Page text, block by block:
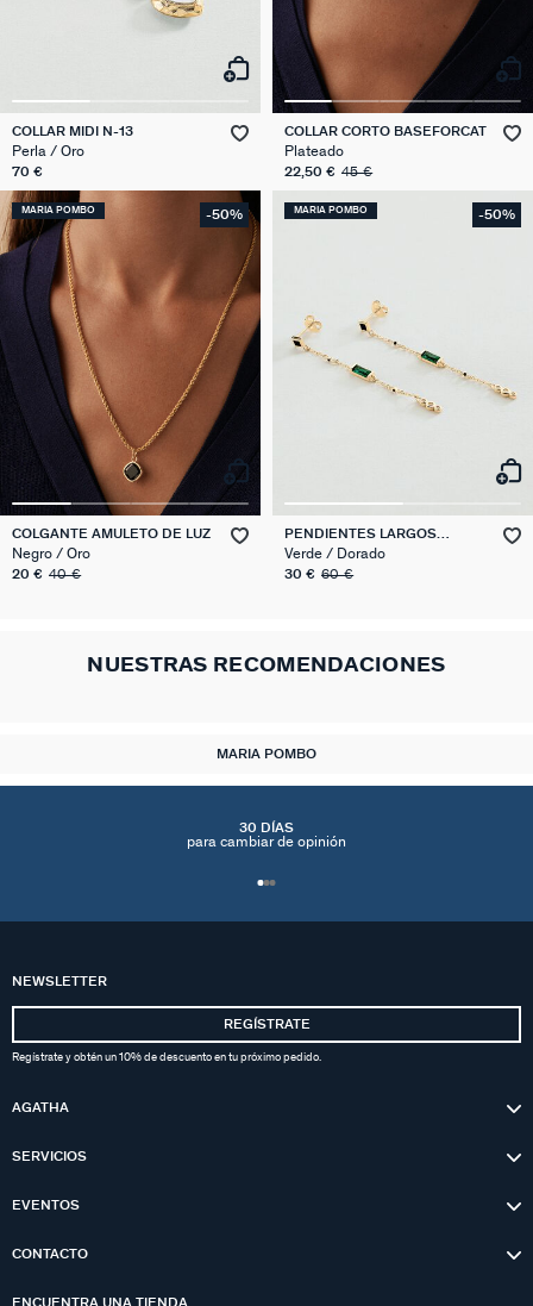
COLLAR MIDI N-13
Perla / Oro
70 €
COLLAR CORTO BASEFORCAT
Plateado
22,50 € 45 €
MARIA POMBO -50%
COLGANTE AMULETO DE LUZ
Negro / Oro
20 € 40 €
MARIA POMBO -50%
PENDIENTES LARGOS
SCARLET
Verde / Dorado
30 € 60 €
NUESTRAS RECOMENDACIONES
MARIA POMBO
30 DÍAS
para cambiar de opinión
NEWSLETTER
REGÍSTRATE
Regístrate y obtén un 10% de descuento en tu próximo pedido.
AGATHA
SERVICIOS
EVENTOS
CONTACTO